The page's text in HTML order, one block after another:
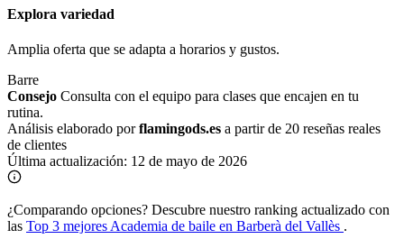
Explora variedad
Amplia oferta que se adapta a horarios y gustos.
Barre
Consejo Consulta con el equipo para clases que encajen en tu
rutina.
Análisis elaborado porflamingods.es a partir de 20 reseñas reales
de clientes
Última actualización: 12 de mayo de 2026
¿Comparando opciones? Descubre nuestro ranking actualizado con
las Top 3 mejores Academia de baile en Barberà del Vallès .